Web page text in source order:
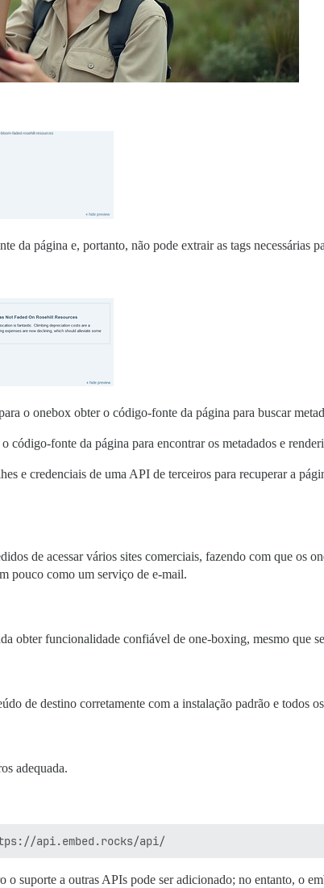
da página e, portanto, não pode extrair as tags necessárias
o onebox obter o código-fonte da página para buscar
código-fonte da página para encontrar os metadados e
e credenciais de uma API de terceiros para recuperar a
de acessar vários sites comerciais, fazendo com que os
pouco como um serviço de e-mail.
obter funcionalidade confiável de one-boxing, mesmo que
de destino corretamente com a instalação padrão e todos
adequada.
suporte a outras APIs pode ser adicionado; no entanto, o